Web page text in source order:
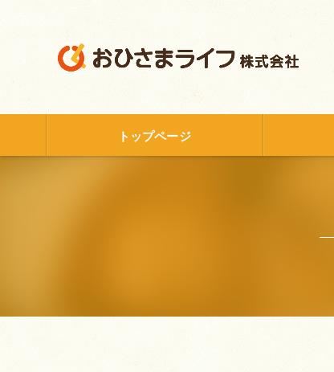
トップページ